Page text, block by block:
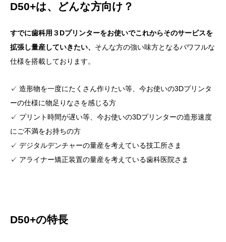
D50+は、どんな方向け？
すでに歯科用３Dプリンターをお使いでこれからそのサービスを
拡張し量産していきたい、 そんな方の強い味方となるパワフルな
仕様を搭載しております。
✓ 造形物を一度にたくさん作りたい等、今お使いの3Dプリンタ
ーの仕様に物足りなさを感じる方
✓ プリント時間が遅い等、今お使いの3Dプリンターの造形速度
にご不満をお持ちの方
✓ デジタルデンチャーの量産を考えている技工所さま
✓ アライナー矯正装置の量産を考えている歯科医院さま
D50+の特長